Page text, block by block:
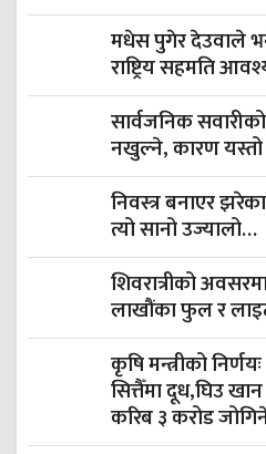
मधेस पुगेर देउवाले
राष्ट्रिय सहमति
सार्वजनिक
नखुल्ने, कारण
निवस्त्र बनाएर
त्यो सानो उज्यालो…
शिवरात्रीको
लाखौंका फुल र
कृषि मन्त्रीको
सित्तैँमा दूध,घिउ
करिब ३ करोड